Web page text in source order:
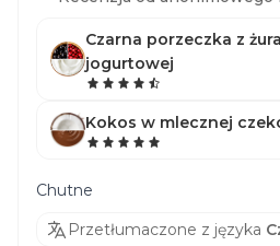
Czarna porzeczka z
jogurtowej
Kokos w mlecznej
Chutne
Przetłumaczone z języka